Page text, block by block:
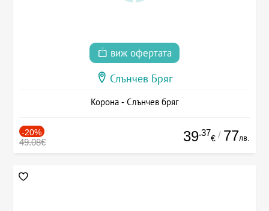
виж офертата
Слънчев Бряг
Корона - Слънчев бряг
-20%
49.08€ 39.37
€ / 77лв.